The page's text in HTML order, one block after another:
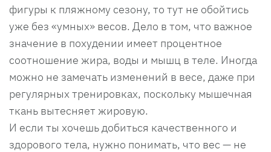
фигуры к пляжному сезону, то тут не обойтись
уже без «умных» весов. Дело в том, что важное
значение в похудении имеет процентное
соотношение жира, воды и мышц в теле. Иногда
можно не замечать изменений в весе, даже при
регулярных тренировках, поскольку мышечная
ткань вытесняет жировую.
И если ты хочешь добиться качественного и
здорового тела, нужно понимать, что вес — не